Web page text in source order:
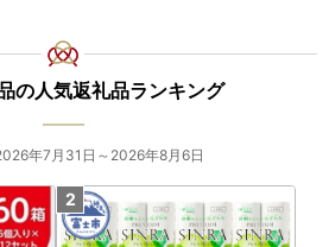
期限、返品時の送料負担
損および発送ミスがありました場合
に必ず確認をお願いいたします。
の人気返礼品ランキング
年7月31日～2026年8月6日